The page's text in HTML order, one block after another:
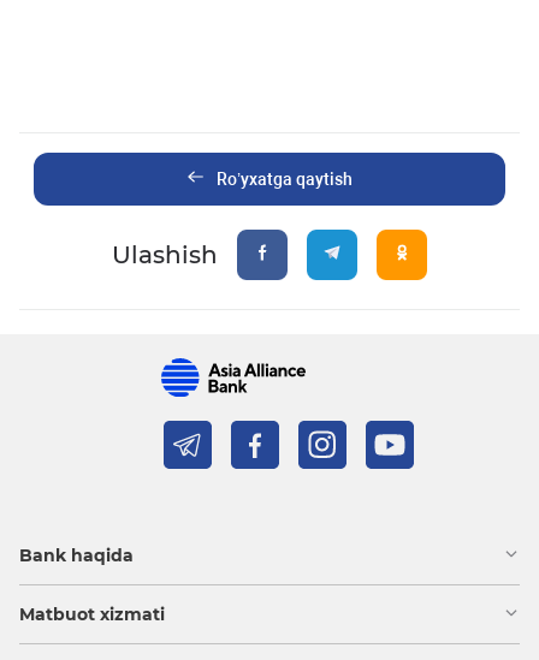
Ro’yxatga qaytish
Ulashish
Bank haqida
Matbuot xizmati